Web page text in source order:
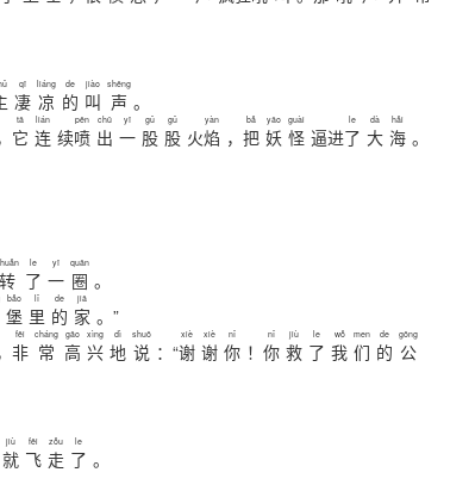
凄
qī
凉
liáng
的
de
叫
jiào
声
shēng
。
它
tā
连
lián
续喷
pēn
出
chū
一
yī
股
gǔ
股
gǔ
火焰
yàn
， 把
bǎ
妖
yāo
怪
guài
逼进了
le
大
dà
海
hǎi
。
转 了
le
一
yī
圈
quān
。
堡
bǎo
里
lǐ
的
de
家
jiā
。”
非
fēi
常
cháng
高
gāo
兴
xìng
地
dì
说
shuō
：“谢
xiè
谢
xiè
你
nǐ
！ 你
nǐ
救
jiù
了
le
我
wǒ
们
men
的
de
公
gōng
就
jiù
飞
fēi
走
zǒu
了
le
。